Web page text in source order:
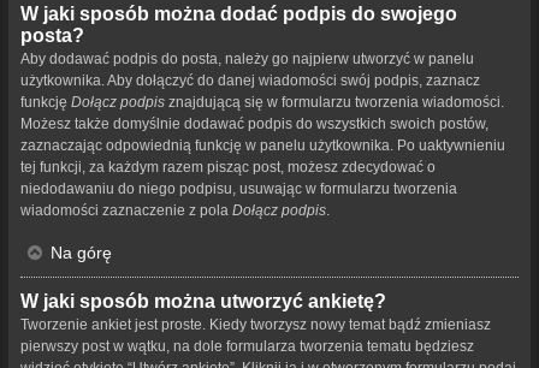
W jaki sposób można dodać podpis do swojego
posta?
Aby dodawać podpis do posta, należy go najpierw utworzyć w panelu
użytkownika. Aby dołączyć do danej wiadomości swój podpis, zaznacz
funkcję Dołącz podpis znajdującą się w formularzu tworzenia wiadomości.
Możesz także domyślnie dodawać podpis do wszystkich swoich postów,
zaznaczając odpowiednią funkcję w panelu użytkownika. Po uaktywnieniu
tej funkcji, za każdym razem pisząc post, możesz zdecydować o
niedodawaniu do niego podpisu, usuwając w formularzu tworzenia
wiadomości zaznaczenie z pola Dołącz podpis
Na górę
W jaki sposób można utworzyć ankietę?
Tworzenie ankiet jest proste. Kiedy tworzysz nowy temat bądź zmieniasz
pierwszy post w wątku, na dole formularza tworzenia tematu będziesz